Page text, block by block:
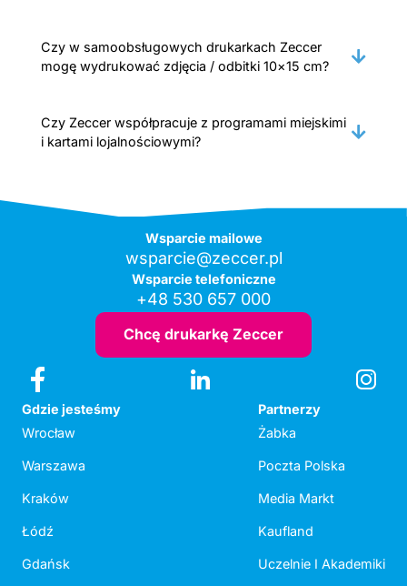
Czy w samoobsługowych drukarkach Zeccer
mogę wydrukować zdjęcia / odbitki 10×15 cm?
Czy Zeccer współpracuje z programami miejskimi
i kartami lojalnościowymi?
Wsparcie mailowe
wsparcie@zeccer.pl
Wsparcie telefoniczne
+48 530 657 000
Chcę drukarkę Zeccer
Gdzie jesteśmy
Wrocław
Warszawa
Kraków
Łódź
Gdańsk
Partnerzy
Żabka
Poczta Polska
Media Markt
Kaufland
Uczelnie I Akademiki